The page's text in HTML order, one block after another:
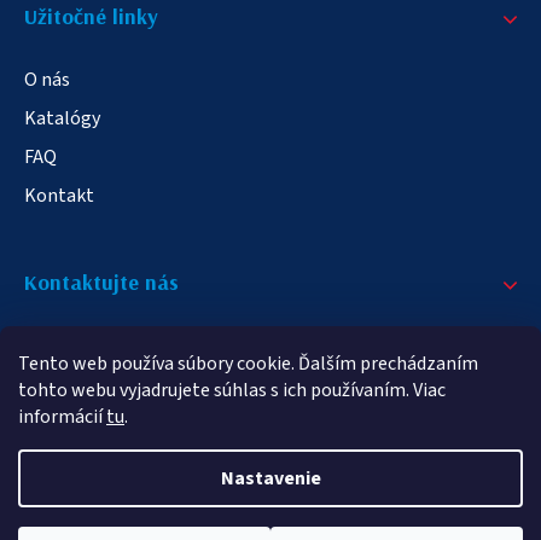
Tento web používa súbory cookie. Ďalším prechádzaním
tohto webu vyjadrujete súhlas s ich používaním. Viac
informáciítu.
Nastavenie
Užitočné linky
O nás
Katalógy
FAQ
Kontakt
Kontaktujte nás
info@elampa.sk
elampy.sk. Všetky práva vyhradené.